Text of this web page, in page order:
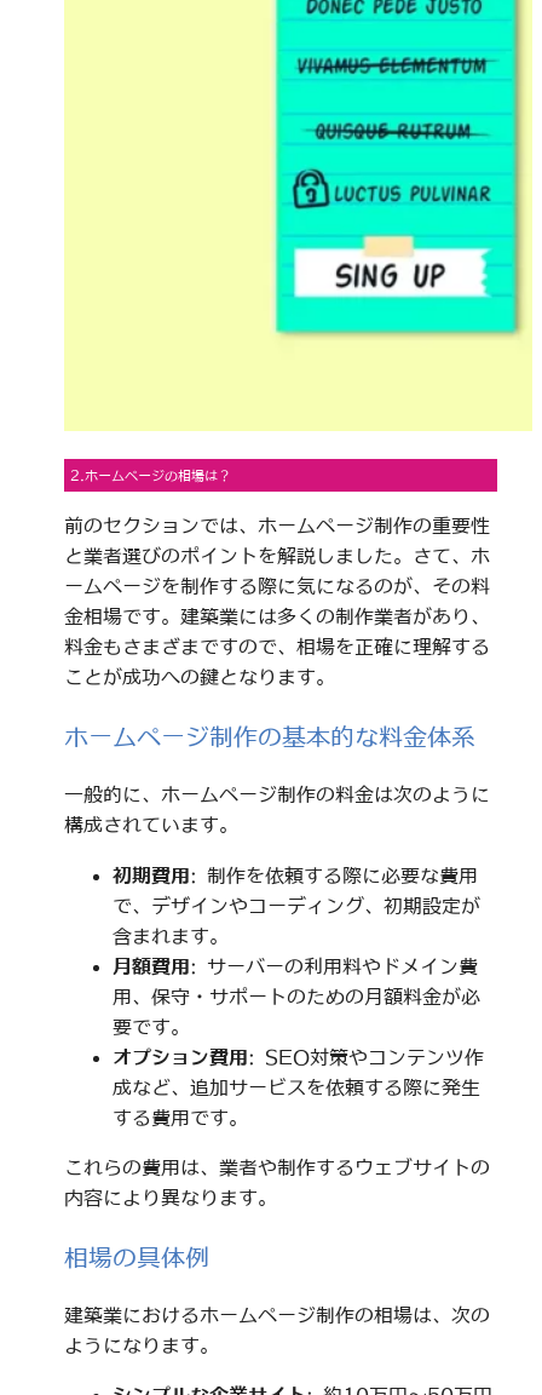
2.ホームページの相場は？
前のセクションでは、ホームページ制作の重要性
と業者選びのポイントを解説しました。さて、ホ
ームページを制作する際に気になるのが、その料
金相場です。建築業には多くの制作業者があり、
料金もさまざまですので、相場を正確に理解する
ことが成功への鍵となります。
ホームページ制作の基本的な料金体系
一般的に、ホームページ制作の料金は次のように
構成されています。
初期費用: 制作を依頼する際に必要な費用
で、デザインやコーディング、初期設定が
含まれます。
月額費用: サーバーの利用料やドメイン費
用、保守・サポートのための月額料金が必
要です。
オプション費用: SEO対策やコンテンツ作
成など、追加サービスを依頼する際に発生
する費用です。
これらの費用は、業者や制作するウェブサイトの
内容により異なります。
相場の具体例
建築業におけるホームページ制作の相場は、次の
ようになります。